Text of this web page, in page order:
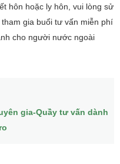
hôn hoặc ly hôn, vui lòng sử
gia buổi tư vấn miễn phí
cho người nước ngoài
gia-Quầy tư vấn dành